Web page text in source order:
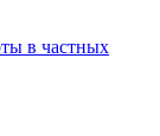
в частных